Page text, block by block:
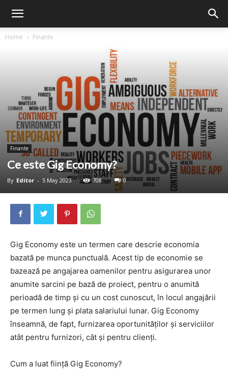
Home Finante
Finante
Ce este Gig Economy?
By Editor - 5 May 2023 708 0
Gig Economy este un termen care descrie economia
bazată pe munca punctuală. Acest tip de economie se
bazează pe angajarea oamenilor pentru asigurarea unor
anumite sarcini pe bază de proiect, pentru o anumită
perioadă de timp și cu un cost cunoscut, în locul angajării
pe termen lung și plata salariului lunar. Gig Economy
înseamnă, de fapt, furnizarea oportunităților și serviciilor
atât pentru furnizori, cât și pentru clienți.
Cum a luat ființă Gig Economy?